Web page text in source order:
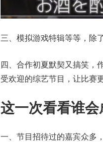
三、模拟游戏特辑等等，除
四、合作初夏默契又搞笑，
受欢迎的综艺节目，让比赛
这一次看看谁
一、节目招待过的嘉宾众多